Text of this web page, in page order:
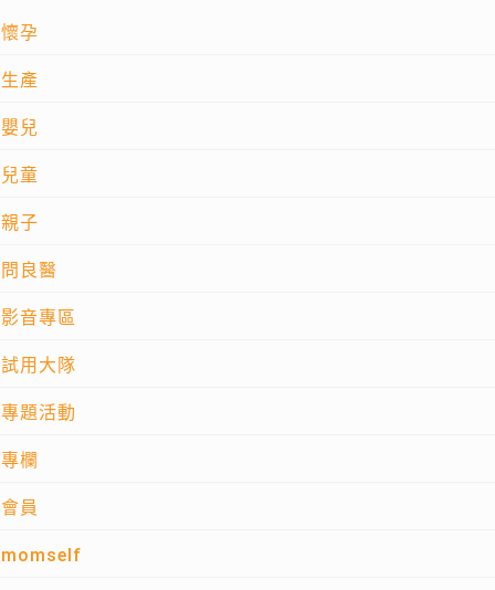
懷孕
生產
嬰兒
兒童
親子
問良醫
影音專區
試用大隊
專題活動
專欄
會員
momself